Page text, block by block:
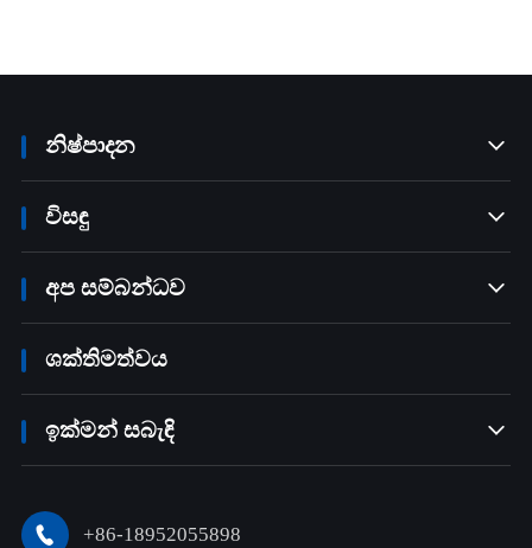
නිෂ්පාදන 
විසඳු 
අප සම්බන්ධව 
ශක්තිමත්වය
ඉක්මන් සබැඳි 
 +86-18952055898